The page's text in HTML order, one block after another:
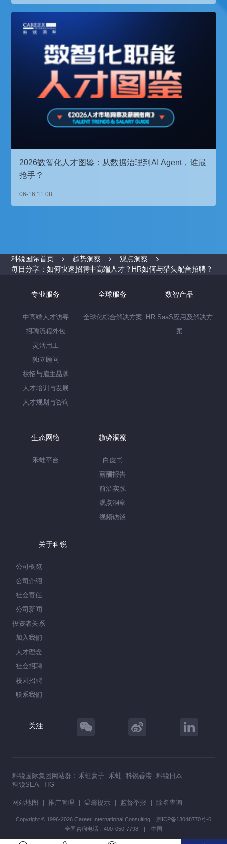
2026数智化人才图鉴：从数据治理到AI Agent，谁最
抢手？
06-16 11:08
科锐国际首页 趋势洞察
观点洞察
每日分享：如何快速招聘中高端人才？HR如何与猎头配合招聘？
专业服务
中高端人才访寻
招聘流程外包
灵活用工
独立顾问
校招与雇主品牌
人才培训与发展
人才规划与咨询
全球服务
全球化综合解决方案
数智产品
HR SaaS应用及解决方
案
生态网络
禾蛙平台
趋势洞察
白皮书
薪酬报告
前沿实践
观点洞察
视频访谈
关于科锐
公司概览
公司介绍
社会责任
公司新闻
投资者关系
加入我们
人才理念
社会招聘
校园招聘
联系我们
关注
科锐国际集团网站群： 禾蛙盒子 禾蛙 科锐香港 科锐日本
科锐SEA TIG
网站地图 推广管理 温馨提示 监督举报 除名查询
Copyright © 1996-2026 Career International Consulting 京ICP备13048770号-6
全国咨询电话：400-050-7798 | 中国